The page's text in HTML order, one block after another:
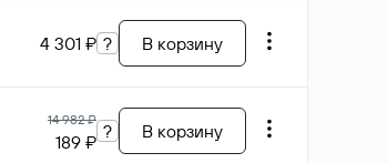
4 301 ₽ ? В корзину
14 982 ₽
189 ₽ ? В корзину